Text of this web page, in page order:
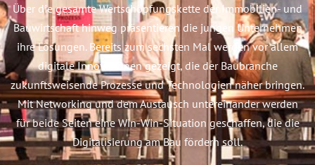
Über die gesamte Wertschöpfungskette der Immobilien- und
Bauwirtschaft hinweg präsentieren die jungen Unternehmen
ihre Lösungen. Bereits zum sechsten Mal werden vor allem
digitale Innovationen gezeigt, die der Baubranche
zukunftsweisende Prozesse und Technologien näher bringen.
Mit Networking und dem Austausch untereinander werden
für beide Seiten eine Win-Win-Situation geschaffen, die die
Digitalisierung am Bau fördern soll.